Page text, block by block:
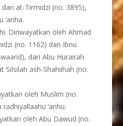
at-Tirmidzi (no. 3895),
‘anha.
Diriwayatkan oleh Ahmad
(no. 1162) dan Ibnu
dari Abu Hurairah
Silsilah ash-Shahiihah (no.
oleh Muslim (no.
‘anhu.
oleh Abu Dawud (no.